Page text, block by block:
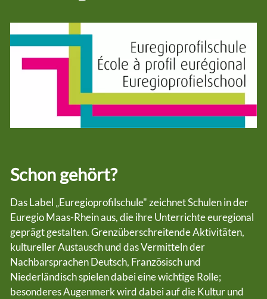
Lernende
Schon gehört?
Das Label „Euregioprofilschule" zeichnet Schulen in der
Euregio Maas-Rhein aus, die ihre Unterrichte euregional
geprägt gestalten. Grenzüberschreitende Aktivitäten,
kultureller Austausch und das Vermitteln der
Nachbarsprachen Deutsch, Französisch und
Niederländisch spielen dabei eine wichtige Rolle;
besonderes Augenmerk wird dabei auf die Kultur und